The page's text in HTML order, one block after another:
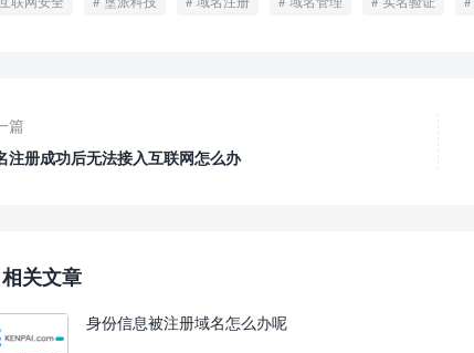
篇
注册成功后无法接入互联网怎么办
相关文章
身份信息被注册域名怎么办呢